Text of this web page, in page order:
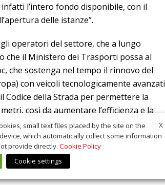
l’intero fondo disponibile, con il
delle istanze”.
operatori del settore, che a lungo
che il Ministero dei Trasporti possa al
che sostenga nel tempo il rinnovo del
con veicoli tecnologicamente avanzati
della Strada per permettere la
così da aumentare l’efficienza e la
Mastagni.
X
small text files placed by the site on the
which automatically collect some information
provide directly. Cookie Policy
Cookie settings